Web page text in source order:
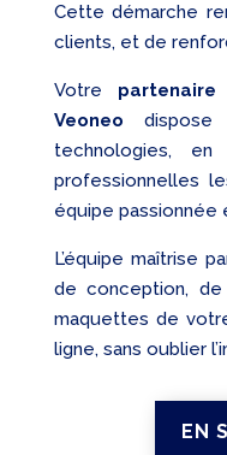
Cette démarche
clients, et de
Votre
Veoneo
technologies,
professionnelles
équipe passionnée
L’équipe maîtrise
de conception,
maquettes de
ligne, sans oublier
EN